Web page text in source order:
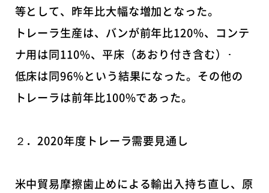
等として、昨年比大幅な増加となった。
トレーラ生産は、バンが前年比120%、コンテ
ナ用は同110%、平床（あおり付き含む）･
低床は同96%という結果になった。その他の
トレーラは前年比100%であった。
２．2020年度トレーラ需要見通し
米中貿易摩擦歯止めによる輸出入持ち直し、原